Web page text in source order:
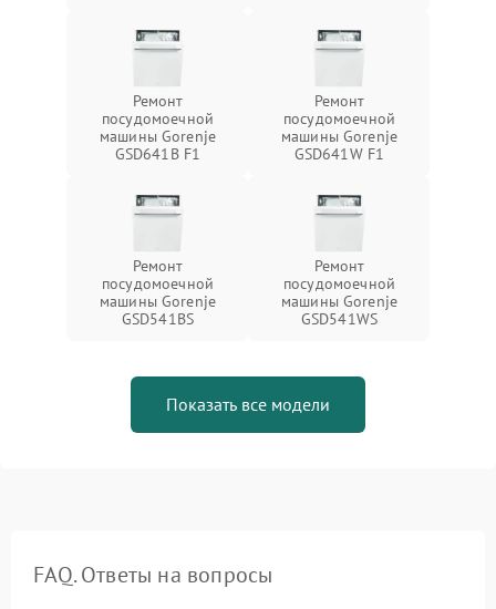
Ремонт
посудомоечной
машины Gorenje
GSD641B F1
Ремонт
посудомоечной
машины Gorenje
GSD641W F1
Ремонт
посудомоечной
машины Gorenje
GSD541BS
Ремонт
посудомоечной
машины Gorenje
GSD541WS
Показать все модели
FAQ. Ответы на вопросы